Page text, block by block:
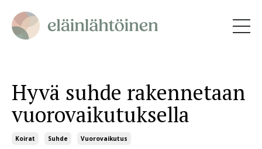
Hyvä suhde rakennetaan
vuorovaikutuksella
Koirat Suhde Vuorovaikutus